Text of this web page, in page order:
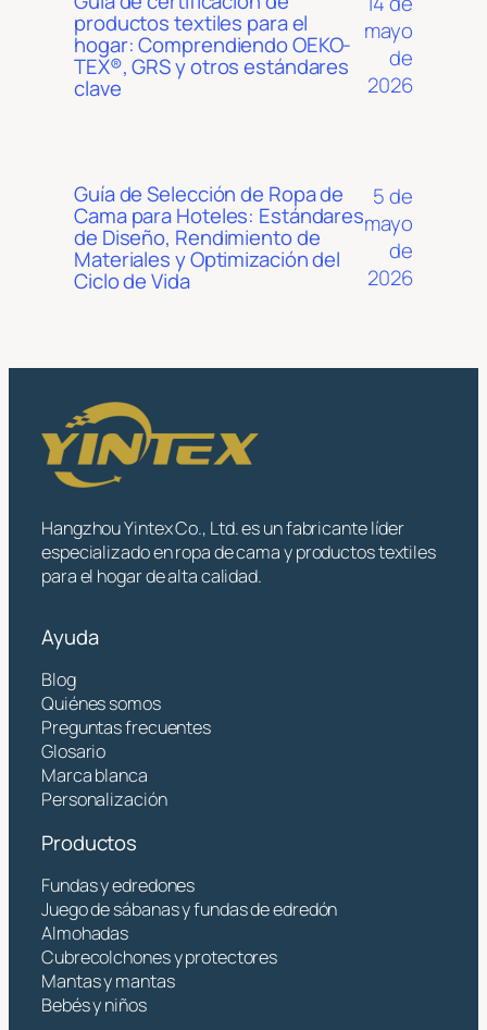
productos textiles para el
hogar: Comprendiendo OEKO-
TEX®, GRS y otros estándares
clave
mayo
de
2026
Guía de Selección de Ropa de
Cama para Hoteles: Estándares
de Diseño, Rendimiento de
Materiales y Optimización del
Ciclo de Vida
5 de
mayo
de
2026
Hangzhou Yintex Co., Ltd. es un fabricante líder
especializado en ropa de cama y productos textiles
para el hogar de alta calidad.
Ayuda
Blog
Quiénes somos
Preguntas frecuentes
Glosario
Marca blanca
Personalización
Productos
Fundas y edredones
Juego de sábanas y fundas de edredón
Almohadas
Cubrecolchones y protectores
Mantas y mantas
Bebés y niños